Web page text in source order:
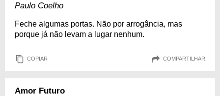
Paulo Coelho
Feche algumas portas. Não por arrogância, mas
porque já não levam a lugar nenhum.
COPIAR COMPARTILHAR
Amor Futuro